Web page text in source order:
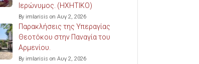
Ιερώνυμος. (ΗΧΗΤΙΚΟ)
By imlarisis on Αυγ 2, 2026
Παρακλήσεις της Υπεραγίας
Θεοτόκου στην Παναγία του
Αρμενίου.
By imlarisis on Αυγ 2, 2026